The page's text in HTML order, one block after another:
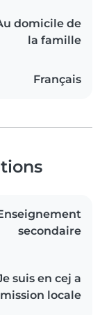
domicile de
la famille
Français
secondaire
suis en cej a
locale